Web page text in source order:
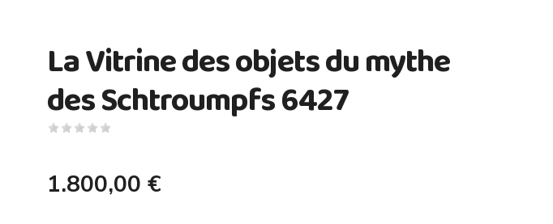
La Vitrine des objets du mythe
des Schtroumpfs 6427
1.800,00 €